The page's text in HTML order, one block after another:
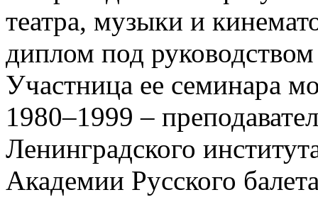
театра, музыки и
диплом под
Участница ее семинара
1980–1999 –
Ленинградского
Академии Русского